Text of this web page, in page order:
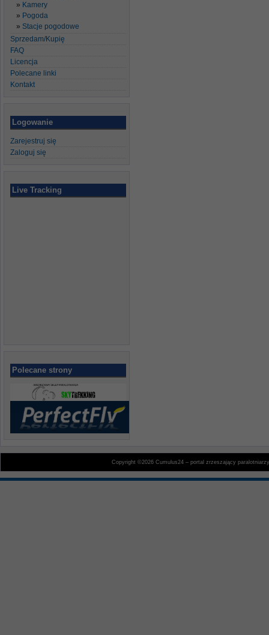
Kamery
Pogoda
Stacje pogodowe
Sprzedam/Kupię
FAQ
Licencja
Polecane linki
Kontakt
Logowanie
Zarejestruj się
Zaloguj się
Live Tracking
Polecane strony
Copyright ©2026 Cumulus24 – portal zrzeszający